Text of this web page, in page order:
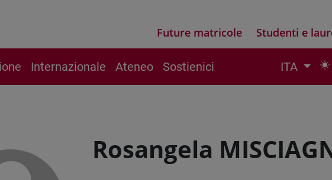
Future matricole Studenti e
Internazionale Ateneo Sostienici ITA
Rosangela